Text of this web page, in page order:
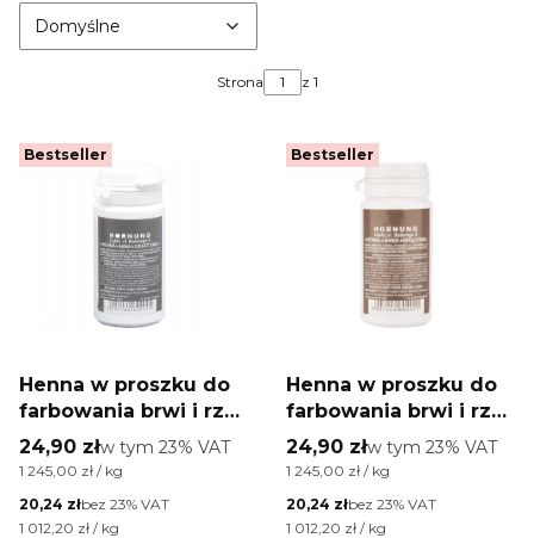
Domyślne
Strona z 1
Bestseller
Henna w proszku do
farbowania brwi i rzęs
Anna Hornung
grafitowa 20 g
Cena brutto
24,90 złw tym %s VAT
w tym 23% VAT
Cena jednostkowa brutto
1 245,00 zł / kg
Cena netto
20,24 złbez 23% VAT
Cena jednostkowa netto
1 012,20 zł / kg
Bestseller
Henna w proszku do
farbowania brwi i rzęs
Anna Hornung
brązowa 20 g
Cena brutto
24,90 złw tym %s VAT
w tym 23% VAT
Cena jednostkowa brutto
1 245,00 zł / kg
Cena netto
20,24 złbez 23% VAT
Cena jednostkowa netto
1 012,20 zł / kg